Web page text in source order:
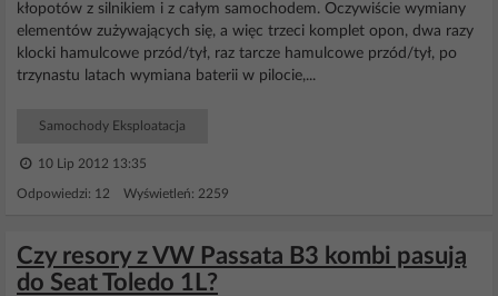
kłopotów z silnikiem i z całym samochodem. Oczywiście wymiany
elementów zużywających się, a więc trzeci komplet opon, dwa razy
klocki hamulcowe przód/tył, raz tarcze hamulcowe przód/tył, po
trzynastu latach wymiana baterii w pilocie,...
Samochody Eksploatacja
10 Lip 2012 13:35
Odpowiedzi: 12 Wyświetleń: 2259
Czy resory z VW Passata B3 kombi pasują
do Seat Toledo 1L?